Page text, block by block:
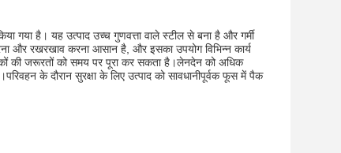
गया है। यह उत्पाद उच्च गुणवत्ता वाले स्टील से बना है और गर्मी
और रखरखाव करना आसान है, और इसका उपयोग विभिन्न कार्य
की जरूरतों को समय पर पूरा कर सकता है।लेनदेन को अधिक
के दौरान सुरक्षा के लिए उत्पाद को सावधानीपूर्वक फूस में पैक